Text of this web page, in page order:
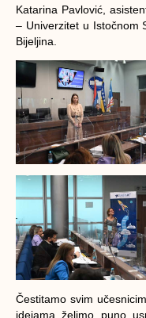
Katarina Pavlović,
– Univerzitet u Istočnom
Bijeljina.
Čestitamo svim
idejama želimo puno